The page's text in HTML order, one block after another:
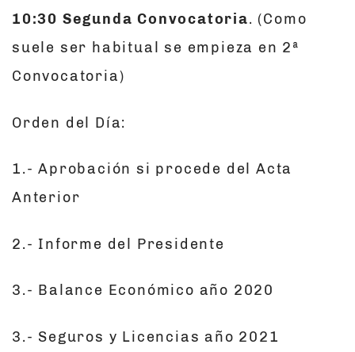
10:30 Segunda Convocatoria. (Como
suele ser habitual se empieza en 2ª
Convocatoria)
Orden del Día:
1.- Aprobación si procede del Acta
Anterior
2.- Informe del Presidente
3.- Balance Económico año 2020
3.- Seguros y Licencias año 2021